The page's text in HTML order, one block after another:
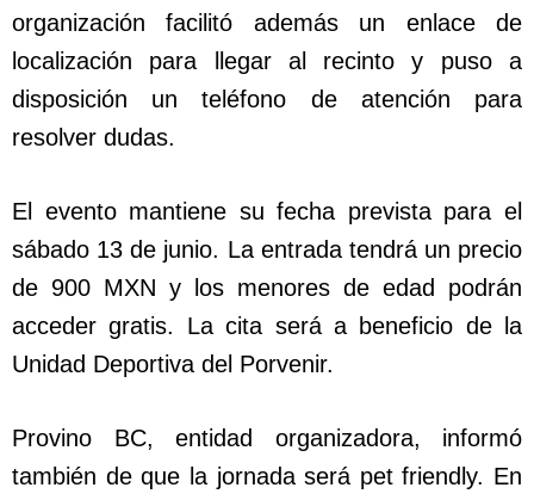
organización facilitó además un enlace de
localización para llegar al recinto y puso a
disposición un teléfono de atención para
resolver dudas.
El evento mantiene su fecha prevista para el
sábado 13 de junio. La entrada tendrá un precio
de 900 MXN y los menores de edad podrán
acceder gratis. La cita será a beneficio de la
Unidad Deportiva del Porvenir.
Provino BC, entidad organizadora, informó
también de que la jornada será pet friendly. En